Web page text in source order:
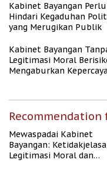
Kabinet Bayangan Perlu
Hindari Kegaduhan
yang Merugikan Publik
Kabinet Bayangan
Legitimasi Moral
Mengaburkan
Recommendation
Mewaspadai Kabinet
Bayangan:
Legitimasi Moral dan